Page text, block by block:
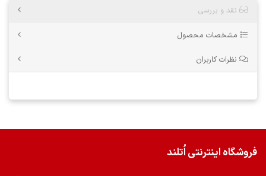
نقد و بررسی
مشخصات محصول
نظرات کاربران
فروشگاه اینترنتی اُتلند